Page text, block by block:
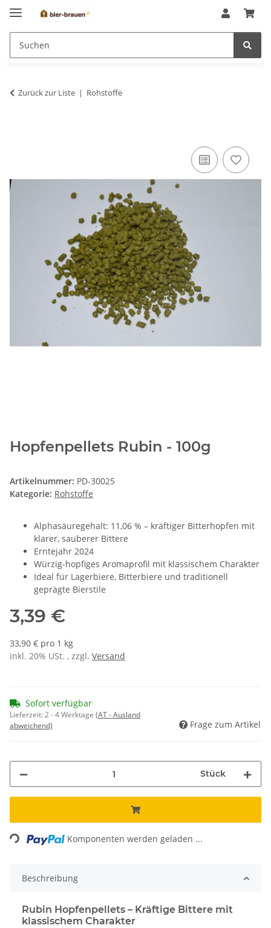
Zurück zur Liste Rohstoffe
Hopfenpellets Rubin - 100g
Artikelnummer: PD-30025
Kategorie: Rohstoffe
Alphasäuregehalt: 11,06 % – kräftiger Bitterhopfen mit
klarer, sauberer Bittere
Erntejahr 2024
Würzig-hopfiges Aromaprofil mit klassischem Charakter
Ideal für Lagerbiere, Bitterbiere und traditionell
geprägte Bierstile
3,39 €
33,90 € pro 1 kg
inkl. 20% USt. , zzgl. Versand
Sofort verfügbar
Lieferzeit:2 - 4 Werktage (AT - Ausland
abweichend)
Frage zum Artikel
Stück
Loading... Komponenten werden geladen ...
Beschreibung
Rubin Hopfenpellets – Kräftige Bittere mit
klassischem Charakter